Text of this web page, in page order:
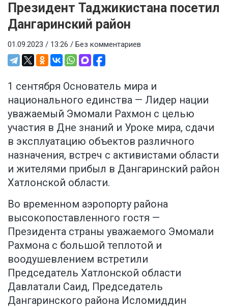
Президент Таджикистана посетил
Дангаринский район
01.09.2023 / 13:26 / Без комментариев
1 сентября Основатель мира и
национального единства — Лидер нации
уважаемый Эмомали Рахмон с целью
участия в Дне знаний и Уроке мира, сдачи
в эксплуатацию объектов различного
назначения, встреч с активистами области
и жителями прибыл в Дангаринский район
Хатлонской области.
Во временном аэропорту района
высокопоставленного гостя —
Президента страны уважаемого Эмомали
Рахмона с большой теплотой и
воодушевлением встретили
Председатель Хатлонской области
Давлатали Саид, Председатель
Дангаринского района Исломиддин